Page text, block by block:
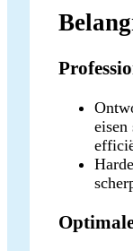
eisen